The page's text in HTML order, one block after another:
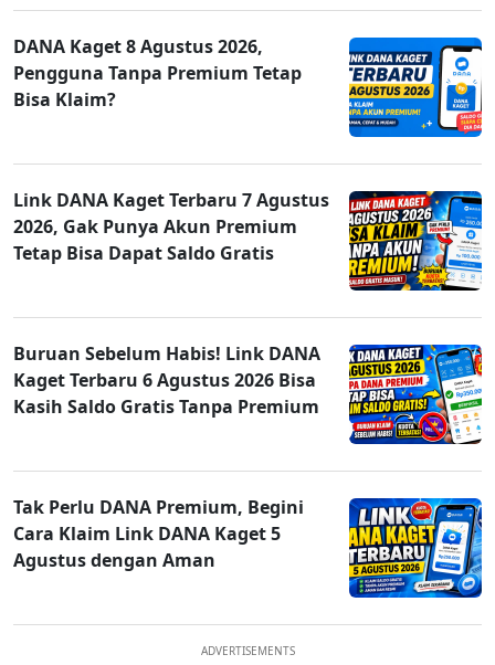
DANA Kaget 8 Agustus 2026,
Pengguna Tanpa Premium Tetap
Bisa Klaim?
Link DANA Kaget Terbaru 7 Agustus
2026, Gak Punya Akun Premium
Tetap Bisa Dapat Saldo Gratis
Buruan Sebelum Habis! Link DANA
Kaget Terbaru 6 Agustus 2026 Bisa
Kasih Saldo Gratis Tanpa Premium
Tak Perlu DANA Premium, Begini
Cara Klaim Link DANA Kaget 5
Agustus dengan Aman
ADVERTISEMENTS